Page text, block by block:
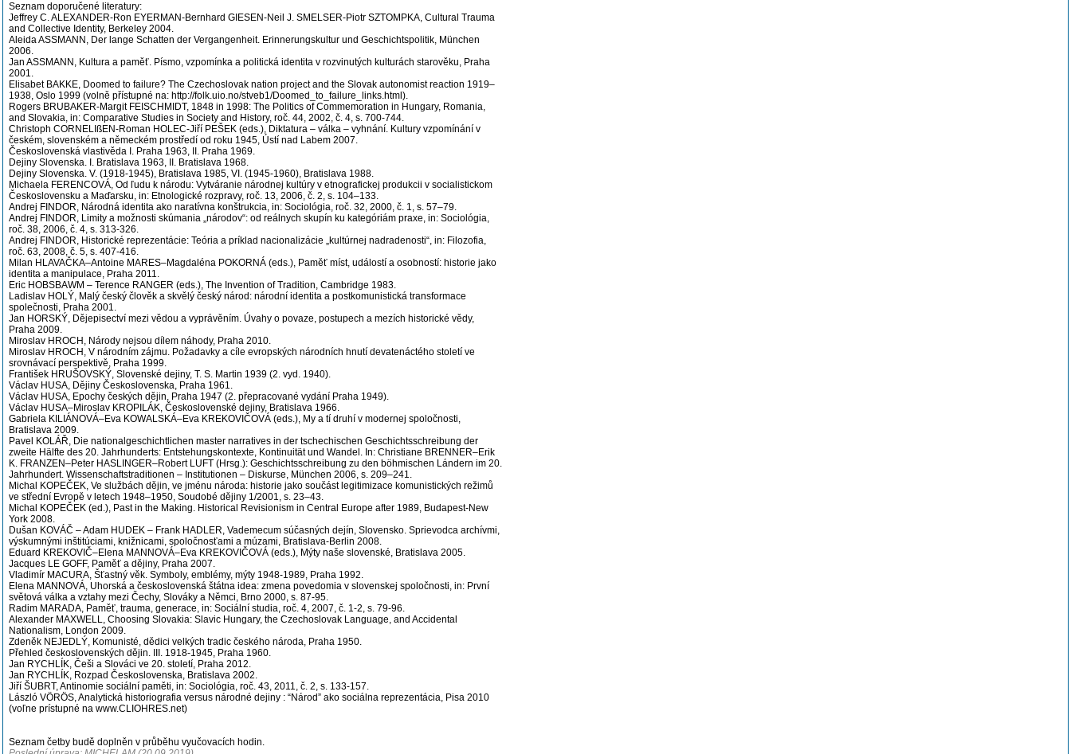
Seznam doporučené literatury:
Jeffrey C. ALEXANDER-Ron EYERMAN-Bernhard GIESEN-Neil J. SMELSER-Piotr SZTOMPKA, Cultural Trauma
and Collective Identity, Berkeley 2004.
Aleida ASSMANN, Der lange Schatten der Vergangenheit. Erinnerungskultur und Geschichtspolitik, München
2006.
Jan ASSMANN, Kultura a paměť. Písmo, vzpomínka a politická identita v rozvinutých kulturách starověku, Praha
2001.
Elisabet BAKKE, Doomed to failure? The Czechoslovak nation project and the Slovak autonomist reaction 1919–
1938, Oslo 1999 (volně přístupné na: http://folk.uio.no/stveb1/Doomed_to_failure_links.html).
Rogers BRUBAKER-Margit FEISCHMIDT, 1848 in 1998: The Politics of Commemoration in Hungary, Romania,
and Slovakia, in: Comparative Studies in Society and History, roč. 44, 2002, č. 4, s. 700-744.
Christoph CORNELIßEN-Roman HOLEC-Jiří PEŠEK (eds.), Diktatura – válka – vyhnání. Kultury vzpomínání v
českém, slovenském a německém prostředí od roku 1945, Ústí nad Labem 2007.
Československá vlastivěda I. Praha 1963, II. Praha 1969.
Dejiny Slovenska. I. Bratislava 1963, II. Bratislava 1968.
Dejiny Slovenska. V. (1918-1945), Bratislava 1985, VI. (1945-1960), Bratislava 1988.
Michaela FERENCOVÁ, Od ľudu k národu: Vytváranie národnej kultúry v etnografickej produkcii v socialistickom
Československu a Maďarsku, in: Etnologické rozpravy, roč. 13, 2006, č. 2, s. 104–133.
Andrej FINDOR, Národná identita ako naratívna konštrukcia, in: Sociológia, roč. 32, 2000, č. 1, s. 57–79.
Andrej FINDOR, Limity a možnosti skúmania „národov“: od reálnych skupín ku kategóriám praxe, in: Sociológia,
roč. 38, 2006, č. 4, s. 313-326.
Andrej FINDOR, Historické reprezentácie: Teória a príklad nacionalizácie „kultúrnej nadradenosti“, in: Filozofia,
roč. 63, 2008, č. 5, s. 407-416.
Milan HLAVAČKA–Antoine MARES–Magdaléna POKORNÁ (eds.), Paměť míst, událostí a osobností: historie jako
identita a manipulace, Praha 2011.
Eric HOBSBAWM – Terence RANGER (eds.), The Invention of Tradition, Cambridge 1983.
Ladislav HOLÝ, Malý český člověk a skvělý český národ: národní identita a postkomunistická transformace
společnosti, Praha 2001.
Jan HORSKÝ, Dějepisectví mezi vědou a vyprávěním. Úvahy o povaze, postupech a mezích historické vědy,
Praha 2009.
Miroslav HROCH, Národy nejsou dílem náhody, Praha 2010.
Miroslav HROCH, V národním zájmu. Požadavky a cíle evropských národních hnutí devatenáctého století ve
srovnávací perspektivě, Praha 1999.
František HRUŠOVSKÝ, Slovenské dejiny, T. S. Martin 1939 (2. vyd. 1940).
Václav HUSA, Dějiny Československa, Praha 1961.
Václav HUSA, Epochy českých dějin, Praha 1947 (2. přepracované vydání Praha 1949).
Václav HUSA–Miroslav KROPILÁK, Československé dejiny, Bratislava 1966.
Gabriela KILIÁNOVÁ–Eva KOWALSKÁ–Eva KREKOVIČOVÁ (eds.), My a tí druhí v modernej spoločnosti,
Bratislava 2009.
Pavel KOLÁŘ, Die nationalgeschichtlichen master narratives in der tschechischen Geschichtsschreibung der
zweite Hälfte des 20. Jahrhunderts: Entstehungskontexte, Kontinuität und Wandel. In: Christiane BRENNER–Erik
K. FRANZEN–Peter HASLINGER–Robert LUFT (Hrsg.): Geschichtsschreibung zu den böhmischen Lándern im 20.
Jahrhundert. Wissenschaftstraditionen – Institutionen – Diskurse, München 2006, s. 209–241.
Michal KOPEČEK, Ve službách dějin, ve jménu národa: historie jako součást legitimizace komunistických režimů
ve střední Evropě v letech 1948–1950, Soudobé dějiny 1/2001, s. 23–43.
Michal KOPEČEK (ed.), Past in the Making. Historical Revisionism in Central Europe after 1989, Budapest-New
York 2008.
Dušan KOVÁČ – Adam HUDEK – Frank HADLER, Vademecum súčasných dejín, Slovensko. Sprievodca archívmi,
výskumnými inštitúciami, knižnicami, spoločnosťami a múzami, Bratislava-Berlin 2008.
Eduard KREKOVIČ–Elena MANNOVÁ–Eva KREKOVIČOVÁ (eds.), Mýty naše slovenské, Bratislava 2005.
Jacques LE GOFF, Paměť a dějiny, Praha 2007.
Vladimír MACURA, Šťastný věk. Symboly, emblémy, mýty 1948-1989, Praha 1992.
Elena MANNOVÁ, Uhorská a československá štátna idea: zmena povedomia v slovenskej spoločnosti, in: První
světová válka a vztahy mezi Čechy, Slováky a Němci, Brno 2000, s. 87-95.
Radim MARADA, Paměť, trauma, generace, in: Sociální studia, roč. 4, 2007, č. 1-2, s. 79-96.
Alexander MAXWELL, Choosing Slovakia: Slavic Hungary, the Czechoslovak Language, and Accidental
Nationalism, London 2009.
Zdeněk NEJEDLÝ, Komunisté, dědici velkých tradic českého národa, Praha 1950.
Přehled československých dějin. III. 1918-1945, Praha 1960.
Jan RYCHLÍK, Češi a Slováci ve 20. století, Praha 2012.
Jan RYCHLÍK, Rozpad Československa, Bratislava 2002.
Jiří ŠUBRT, Antinomie sociální paměti, in: Sociológia, roč. 43, 2011, č. 2, s. 133-157.
László VÖRÖS, Analytická historiografia versus národné dejiny : “Národ” ako sociálna reprezentácia, Pisa 2010
(voľne prístupné na www.CLIOHRES.net)
Seznam četby budě doplněn v průběhu vyučovacích hodin.